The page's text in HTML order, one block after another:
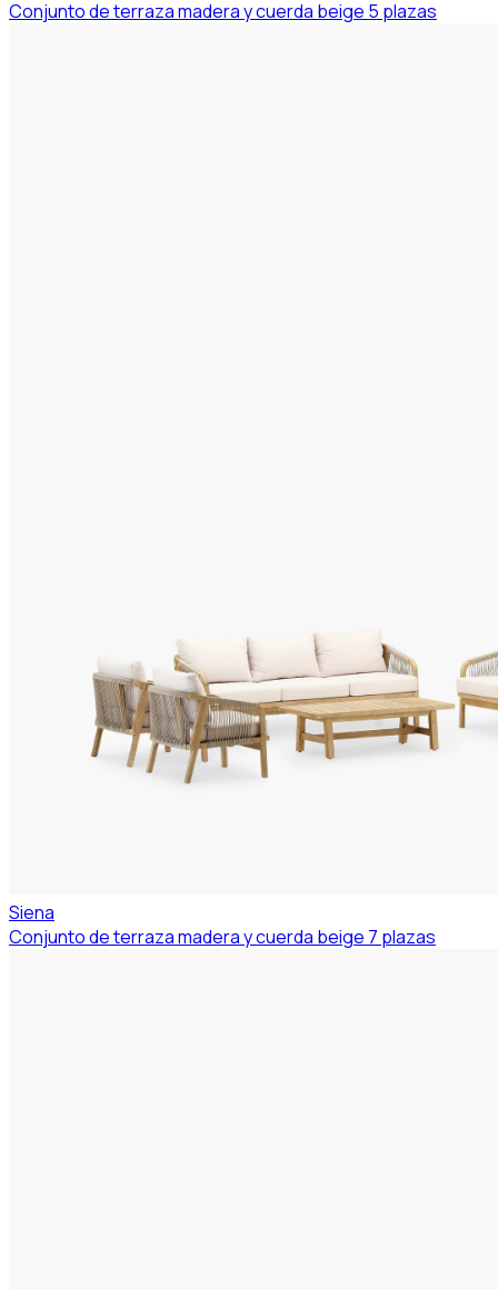
Conjunto de terraza madera y cuerda beige 5 plazas
Siena
Conjunto de terraza madera y cuerda beige 7 plazas